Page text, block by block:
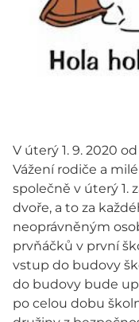
V úterý 1. 9. 2020
Vážení rodiče a
společně v úterý 1.
dvoře, a to za
neoprávněným
prvňáčků v první
vstup do budovy
do budovy bude
po celou dobu